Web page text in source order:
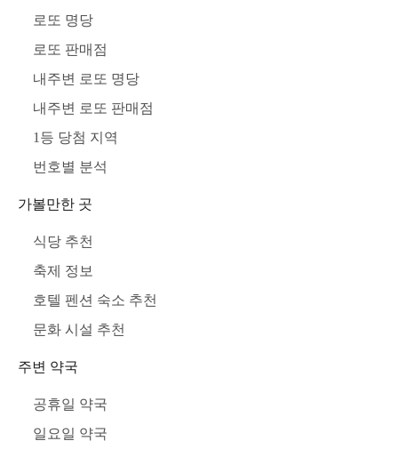
로또 명당
로또 판매점
내주변 로또 명당
내주변 로또 판매점
1등 당첨 지역
번호별 분석
가볼만한 곳
식당 추천
축제 정보
호텔 펜션 숙소 추천
문화 시설 추천
주변 약국
공휴일 약국
일요일 약국